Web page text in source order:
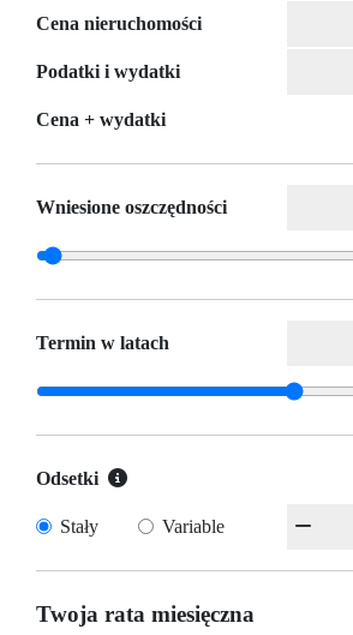
Cena nieruchomości
Podatki i wydatki
Cena + wydatki
Wniesione oszczędności
Termin w latach
Odsetki
Stały Variable
Twoja rata miesięczna